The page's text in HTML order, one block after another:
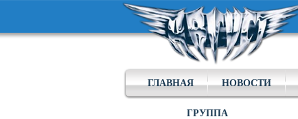
ГЛАВНАЯ НОВОСТИ
ГРУППА